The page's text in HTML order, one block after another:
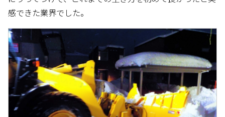
感できた業界でした。